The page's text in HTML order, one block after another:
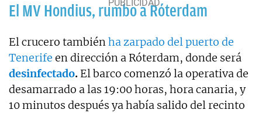
El MV Hondius, rumbo a Róterdam
El crucero tambiénha zarpado del puerto de
Tenerife en dirección a Róterdam, donde será
desinfectado. El barco comenzó la operativa de
desamarrado a las 19:00 horas, hora canaria, y
10 minutos después ya había salido del recinto